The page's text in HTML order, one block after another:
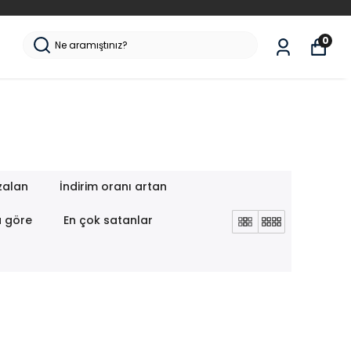
0
İndirim oranı artan
göre En çok satanlar